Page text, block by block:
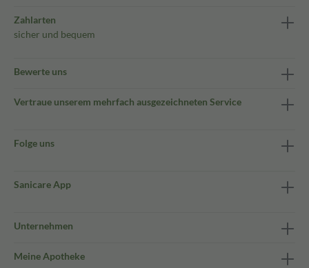
Zahlarten
sicher und bequem
Bewerte uns
Vertraue unserem mehrfach ausgezeichneten Service
Folge uns
Sanicare App
Unternehmen
Meine Apotheke